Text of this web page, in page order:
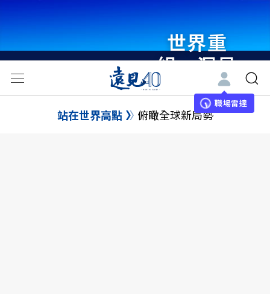
世界重
組・洞見
未來 與
世界領袖
職場雷達
站在世界高點 俯瞰全球新局勢